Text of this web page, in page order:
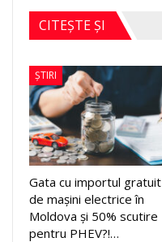
CITEȘTE ȘI
ȘTIRI
Gata cu importul gratuit
de mașini electrice în
Moldova și 50% scutire
pentru PHEV?!…